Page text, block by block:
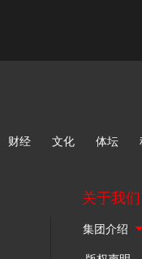
财经 文化 体坛
关于我们